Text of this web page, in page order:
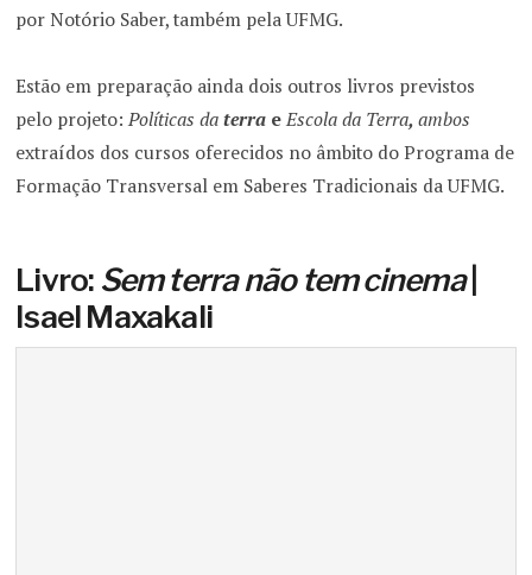
por Notório Saber, também pela UFMG.
Estão em preparação ainda dois outros livros previstos
pelo projeto: Políticas daterra eEscola da Terra,ambos
extraídos dos cursos oferecidos no âmbito do Programa de
Formação Transversal em Saberes Tradicionais da UFMG.
Livro: Sem terra não tem cinema|
Isael Maxakali